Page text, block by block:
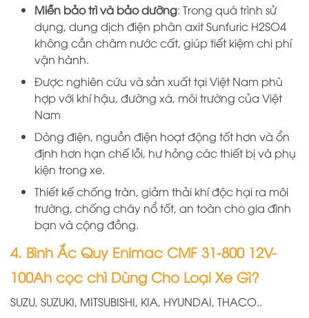
Miễn bảo trì và bảo dưỡng: Trong quá trình sử
dụng, dung dịch điện phân axit Sunfuric H2SO4
không cần châm nước cất, giúp tiết kiệm chi phí
vận hành.
Được nghiên cứu và sản xuất tại Việt Nam phù
hợp với khí hậu, đường xá, môi trường của Việt
Nam
Dòng điện, nguồn điện hoạt động tốt hơn và ổn
định hơn hạn chế lỗi, hư hỏng các thiết bị và phụ
kiện trong xe.
Thiết kế chống tràn, giảm thải khí độc hại ra môi
trường, chống cháy nổ tốt, an toàn cho gia đình
bạn và cộng đồng.
4. Bình Ắc Quy Enimac CMF 31-800 12V-
100Ah cọc chì Dùng Cho Loại Xe Gì?
SUZU, SUZUKI, MITSUBISHI, KIA, HYUNDAI, THACO..